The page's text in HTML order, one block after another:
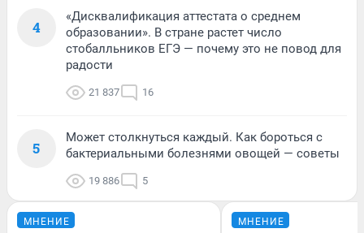
4
«Дисквалификация аттестата о среднем
образовании». В стране растет число
стобалльников ЕГЭ — почему это не повод для
радости
21 837 16
5
Может столкнуться каждый. Как бороться с
бактериальными болезнями овощей — советы
19 886 5
МНЕНИЕ МНЕНИЕ